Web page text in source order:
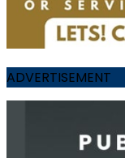
ADVERTISEMENT